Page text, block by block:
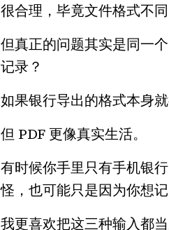
很合理，毕竟文件格式不同
但真正的问题其实是同一
记录？
如果银行导出的格式本身
但 PDF 更像真实生活。
有时候你手里只有手机银
怪，也可能只是因为你想
我更喜欢把这三种输入都